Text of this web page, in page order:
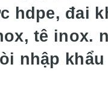
hdpe, đai
tê inox.
nhập khẩu